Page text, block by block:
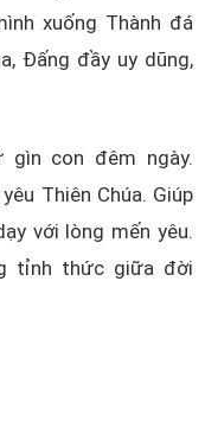
xuống Thành đá
Đấng đầy uy dũng,
gìn con đêm ngày.
Thiên Chúa. Giúp
với lòng mến yêu.
tỉnh thức giữa đời